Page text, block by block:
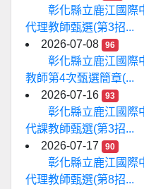
彰化縣立鹿江國際
代理教師甄選(第3招...
2026-07-08
96
彰化縣立鹿江國際
教師第4次甄選簡章(...
2026-07-16
93
彰化縣立鹿江國際
代課教師甄選(第3招...
2026-07-17
90
彰化縣立鹿江國際
代理教師甄選(第8招...